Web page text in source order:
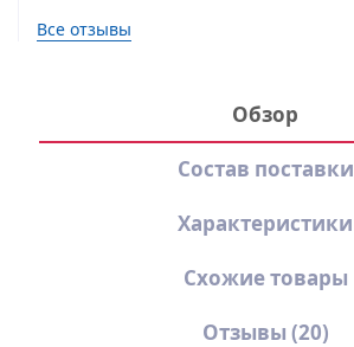
Все отзывы
Обзор
Состав поставки
Характеристики
Схожие товары
Отзывы (20)